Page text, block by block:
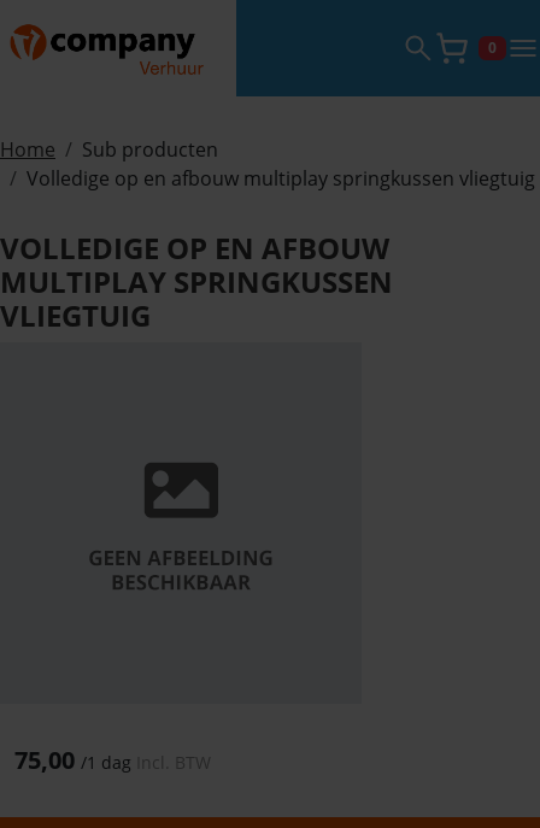
Zoekveld0
Home
Sub producten
Volledige op en afbouw multiplay springkussen vliegtuig
VOLLEDIGE OP EN AFBOUW
MULTIPLAY SPRINGKUSSEN
VLIEGTUIG
75,00 /1 dag Incl. BTW